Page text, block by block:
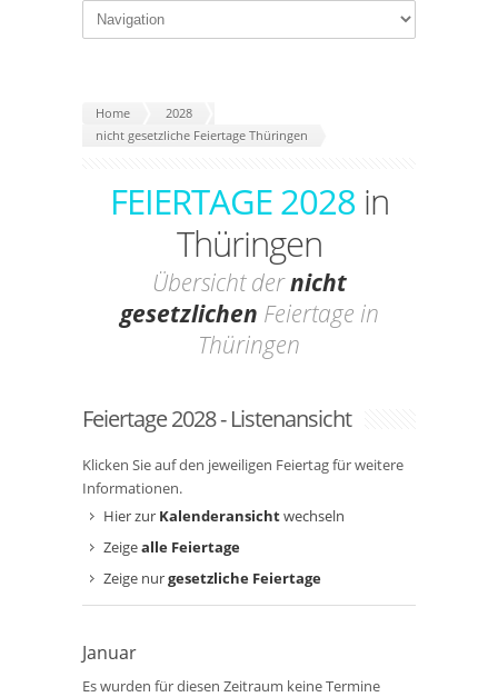
Home
2028
nicht gesetzliche Feiertage Thüringen
FEIERTAGE 2028 in
Thüringen
Übersicht dernicht
gesetzlichen Feiertage in
Thüringen
Feiertage 2028 - Listenansicht
Klicken Sie auf den jeweiligen Feiertag für weitere
Informationen.
Hier zur Kalenderansichtwechseln
Zeigealle Feiertage
Zeige nurgesetzliche Feiertage
Januar
Es wurden für diesen Zeitraum keine Termine